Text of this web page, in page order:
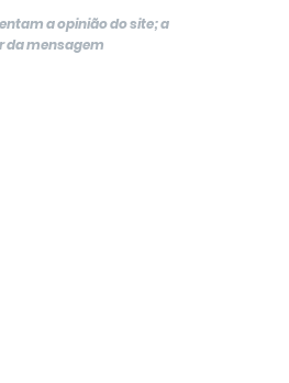
a opinião do site; a
da mensagem